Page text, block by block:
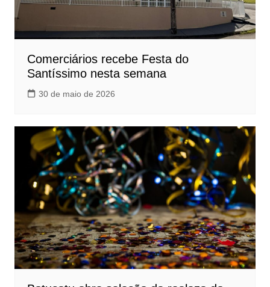
Comerciários recebe Festa do
Santíssimo nesta semana
30 de maio de 2026